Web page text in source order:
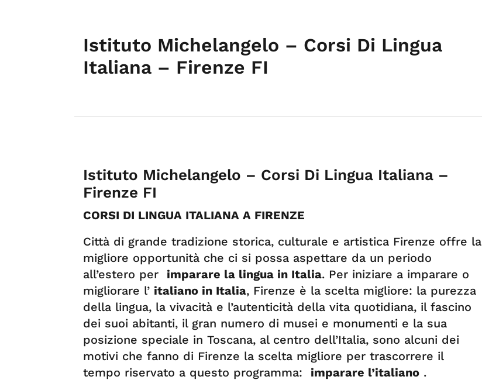
Istituto Michelangelo – Corsi Di Lingua
Italiana – Firenze FI
Istituto Michelangelo – Corsi Di Lingua Italiana –
Firenze FI
CORSI DI LINGUA ITALIANA A FIRENZE
Città di grande tradizione storica, culturale e artistica Firenze offre la
migliore opportunità che ci si possa aspettare da un periodo
all’estero per imparare la lingua in Italia. Per iniziare a imparare o
migliorare l’ italiano in Italia, Firenze è la scelta migliore: la purezza
della lingua, la vivacità e l’autenticità della vita quotidiana, il fascino
dei suoi abitanti, il gran numero di musei e monumenti e la sua
posizione speciale in Toscana, al centro dell’Italia, sono alcuni dei
motivi che fanno di Firenze la scelta migliore per trascorrere il
tempo riservato a questo programma: imparare l’italiano .